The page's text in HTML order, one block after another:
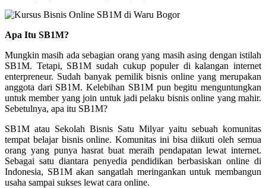
Apa Itu SB1M?
Mungkin masih ada sebagian orang yang masih asing dengan istilah
SB1M. Tetapi, SB1M sudah cukup populer di kalangan internet
enterpreneur. Sudah banyak pemilik bisnis online yang merupakan
anggota dari SB1M. Kelebihan SB1M pun begitu menguntungkan
untuk member yang join untuk jadi pelaku bisnis online yang mahir.
Sebetulnya, apa itu SB1M?
SB1M atau Sekolah Bisnis Satu Milyar yaitu sebuah komunitas
tempat belajar bisnis online. Komunitas ini bisa diikuti oleh semua
orang yang punya hasrat buat meraih pendapatan lewat internet.
Sebagai satu diantara penyedia pendidikan berbasiskan online di
Indonesia, SB1M akan sangatlah meringankan untuk membangun
usaha sampai sukses lewat cara online.